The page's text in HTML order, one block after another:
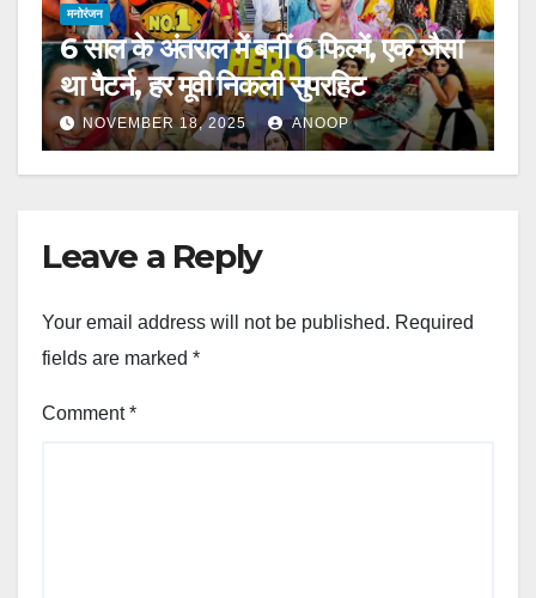
मनोरंजन
6 साल के अंतराल में बनीं 6 फिल्में, एक जैसा
था पैटर्न, हर मूवी निकली सुपरहिट
NOVEMBER 18, 2025 ANOOP
Leave a Reply
Your email address will not be published. Required
fields are marked *
Comment*